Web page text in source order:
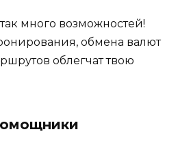
много возможностей!
обмена валют
облегчат твою